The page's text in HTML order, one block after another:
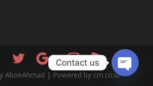
AboeAhmad | Powered by crn.co.id
Contact us